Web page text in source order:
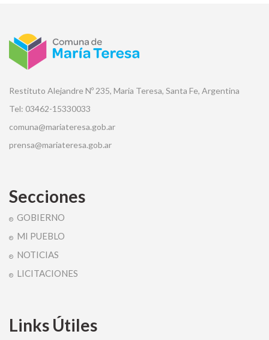
Restituto Alejandre Nº 235, Maria Teresa, Santa Fe, Argentina
Tel: 03462-15330033
comuna@mariateresa.gob.ar
prensa@mariateresa.gob.ar
Secciones
GOBIERNO
MI PUEBLO
NOTICIAS
LICITACIONES
Links Útiles